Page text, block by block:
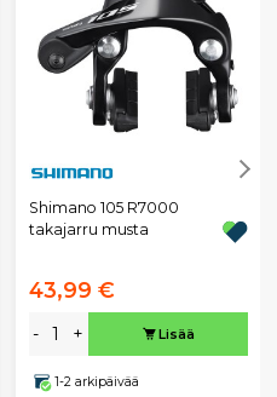
Shimano 105 R7000
takajarru musta
43,99 €
- + Lisää
1-2 arkipäivää